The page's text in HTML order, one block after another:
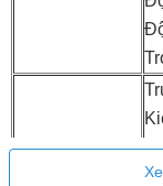
Hiển thị và điều